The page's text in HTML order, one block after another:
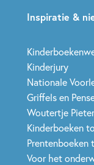
Inspiratie &
Kinderjury
Nationale
Griffels en
Woutertje
Kinderboeken
Prentenboeken
Voor het